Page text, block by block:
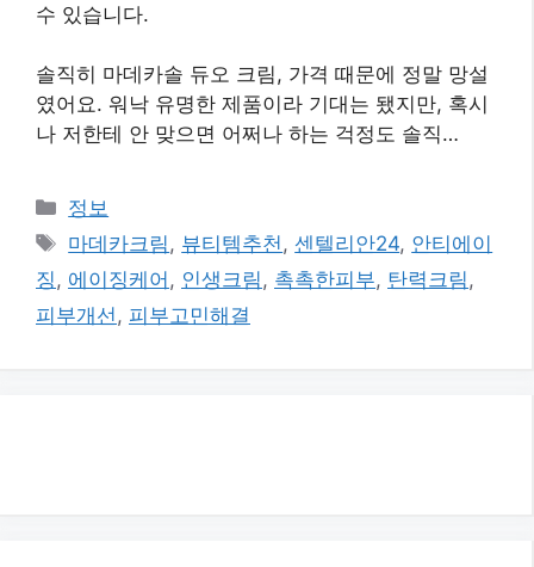
수 있습니다.
솔직히 마데카솔 듀오 크림, 가격 때문에 정말 망설
였어요. 워낙 유명한 제품이라 기대는 됐지만, 혹시
나 저한테 안 맞으면 어쩌나 하는 걱정도 솔직…
카
테
리
정보
태
그
마데카크림, 뷰티템추천,센텔리안24, 안티에이
징, 에이징케어 , 인생크림, 촉촉한피부, 탄력크림,
피부개선, 피부고민해결